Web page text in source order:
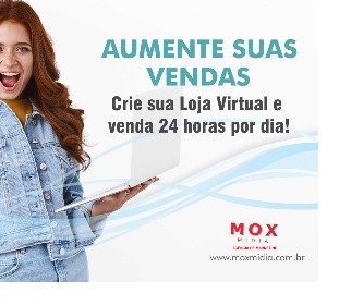
; pinyin: dé qì; “chegada de qi”) se
sensação de torpor, distensão ou
no local da agulha. Se essa
então se justifica dizendo que o
localizado corretamente, ou a agulha
profundidade correta, ou houve
Se o de-qi não é
no local de inserção da agulha,
manipulação costumam ser
o neurocirurgião Afonso Aragão,
de doenças da coluna, faz um
a população. Ele afirma que a hérnia de
condição que costuma ser
que pode evoluir para consequências
identificada e tratada com rapidez e
costuma ser tratada como algo